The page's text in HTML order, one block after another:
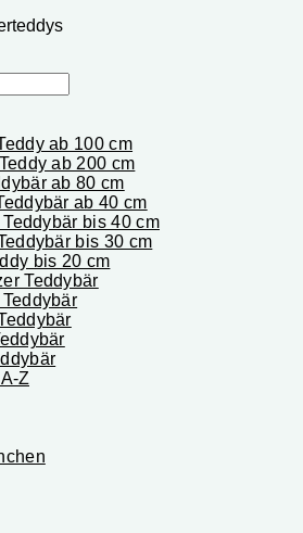
ab 100 cm
ab 200 cm
ab 80 cm
ab 40 cm
Teddybär bis 40 cm
bis 30 cm
bis 20 cm
Teddybär
Z